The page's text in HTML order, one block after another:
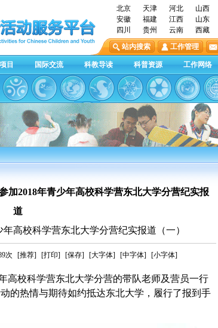
北京 天津 河北 山西
安徽
福建 江西 山东
四川
贵州 云南 西藏
站内搜索
工作管理
目 国际交流 科教导读 科普资源 工作网络
2018年青少年高校科学营东北大学分营纪实报
道
高校科学营东北大学分营纪实报道（一）
次 [推荐] [打印] [保存] [大字体] [中字体] [小字体]
校科学营东北大学分营的带队老师及营员一行
的热情与期待如约抵达东北大学，履行了报到手